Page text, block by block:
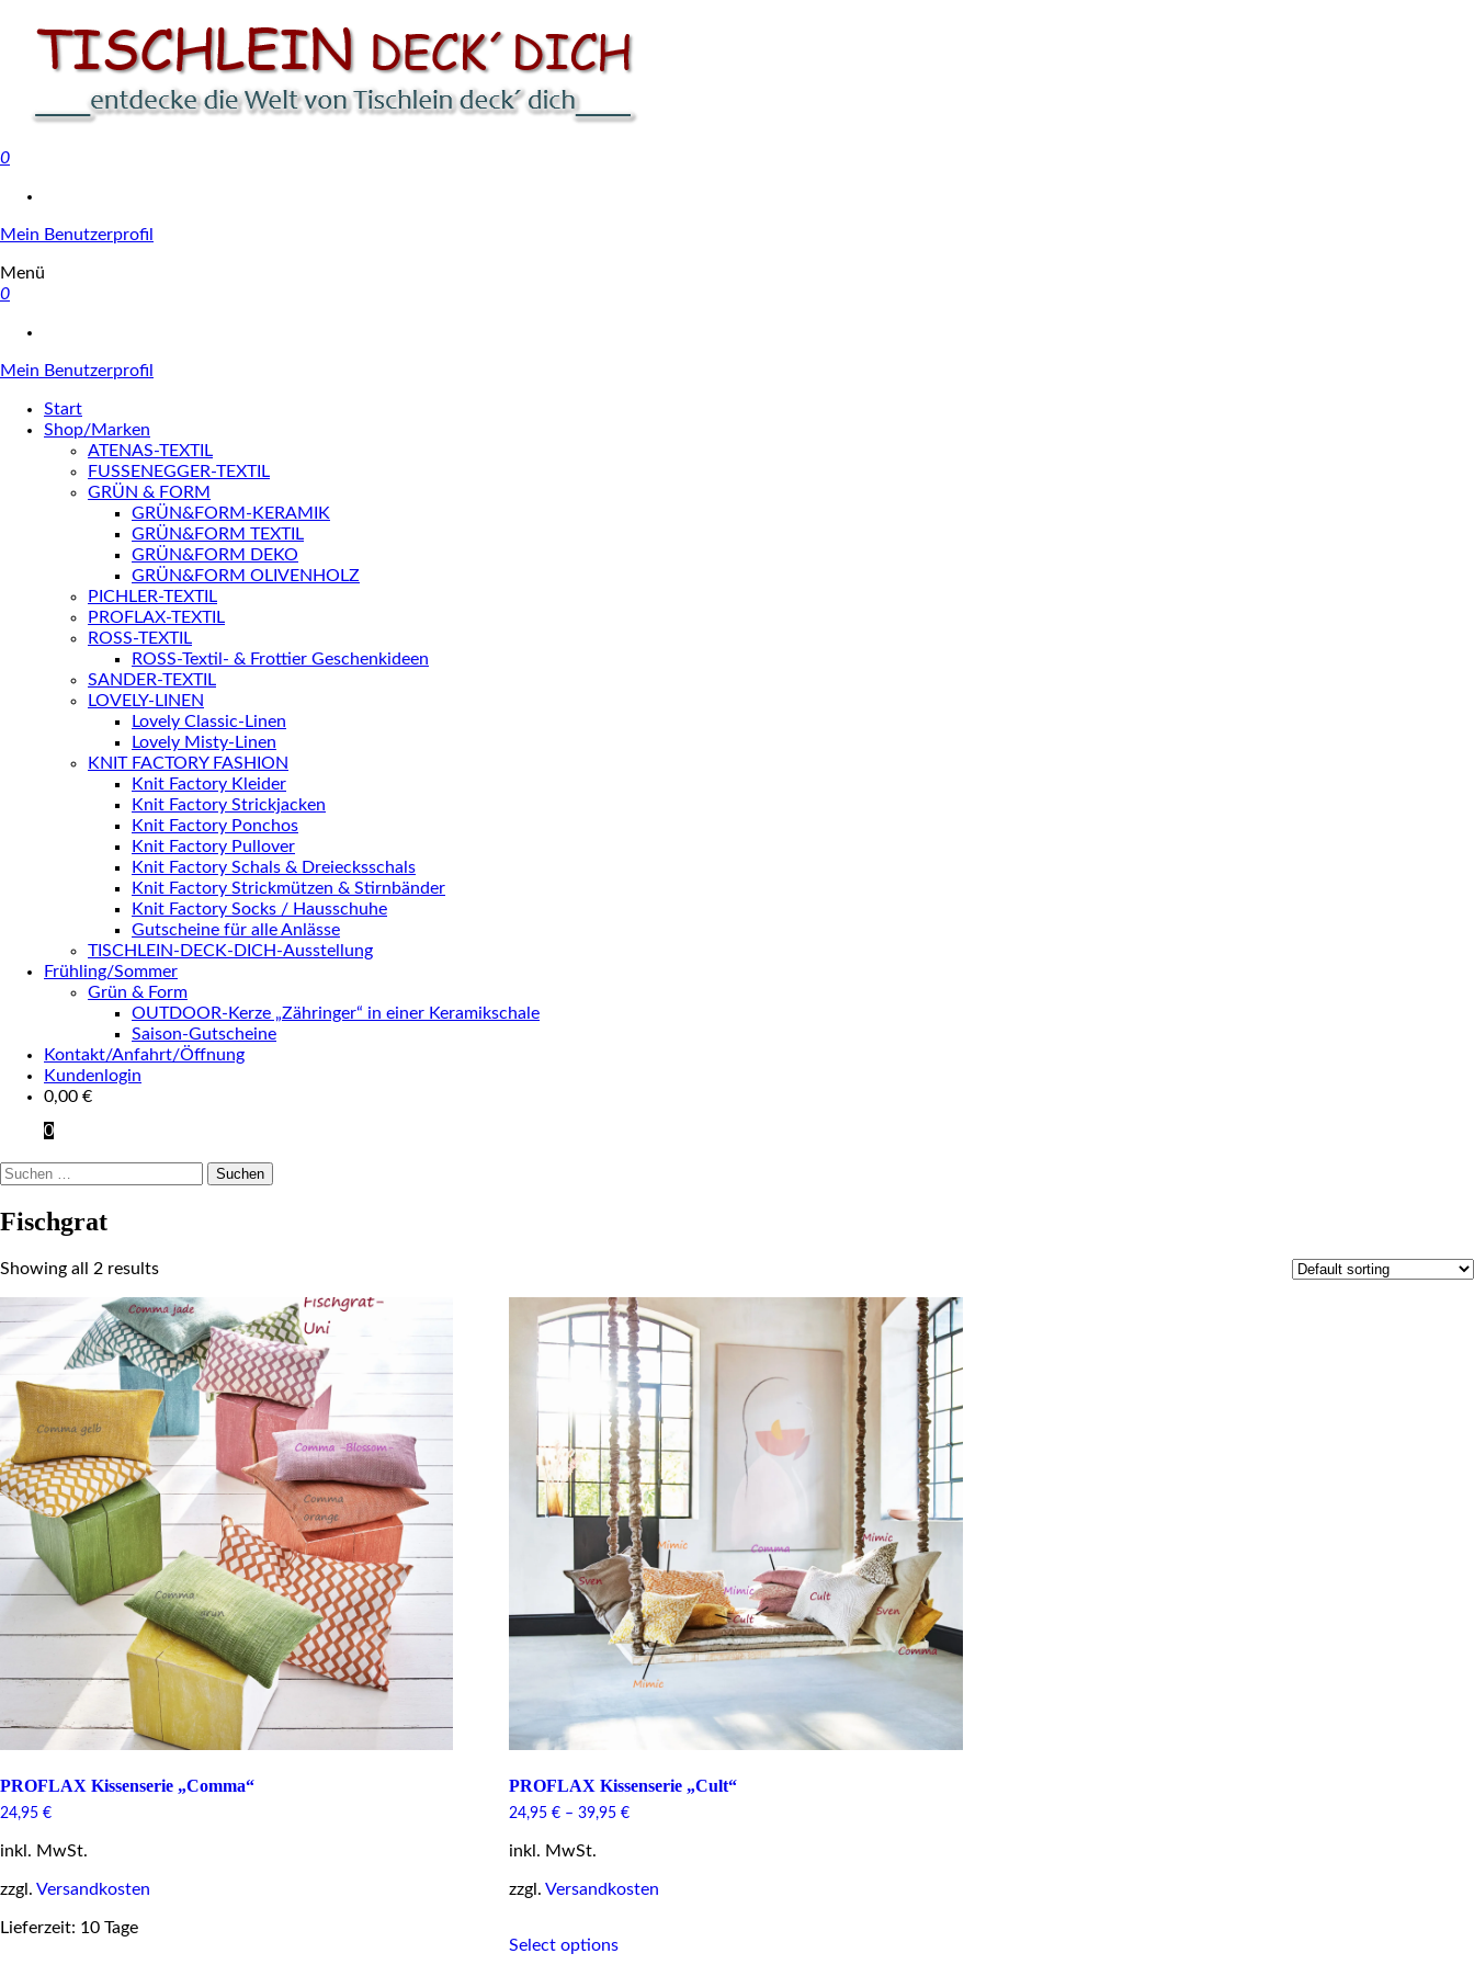
0
Mein Benutzerprofil
Menü
0
Mein Benutzerprofil
Start
Shop/Marken
ATENAS-TEXTIL
FUSSENEGGER-TEXTIL
GRÜN & FORM
GRÜN&FORM-KERAMIK
GRÜN&FORM TEXTIL
GRÜN&FORM DEKO
GRÜN&FORM OLIVENHOLZ
PICHLER-TEXTIL
PROFLAX-TEXTIL
ROSS-TEXTIL
ROSS-Textil- & Frottier Geschenkideen
SANDER-TEXTIL
LOVELY-LINEN
Lovely Classic-Linen
Lovely Misty-Linen
KNIT FACTORY FASHION
Knit Factory Kleider
Knit Factory Strickjacken
Knit Factory Ponchos
Knit Factory Pullover
Knit Factory Schals & Dreiecksschals
Knit Factory Strickmützen & Stirnbänder
Knit Factory Socks / Hausschuhe
Gutscheine für alle Anlässe
TISCHLEIN-DECK-DICH-Ausstellung
Frühling/Sommer
Grün & Form
OUTDOOR-Kerze „Zähringer“ in einer Keramikschale
Saison-Gutscheine
Kontakt/Anfahrt/Öffnung
Kundenlogin
0,00 €
0
Suchen
Fischgrat
Showing all 2 results
PROFLAX Kissenserie „Comma“
24,95 €
inkl. MwSt.
zzgl. Versandkosten
Lieferzeit: 10 Tage
PROFLAX Kissenserie „Cult“
24,95€ –39,95€
inkl. MwSt.
zzgl.Versandkosten
Select optionsproduct